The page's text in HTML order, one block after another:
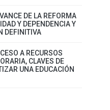
DE LA REFORMA
Y DEPENDENCIA Y
DEFINITIVA
A RECURSOS
CLAVES DE
UNA EDUCACIÓN